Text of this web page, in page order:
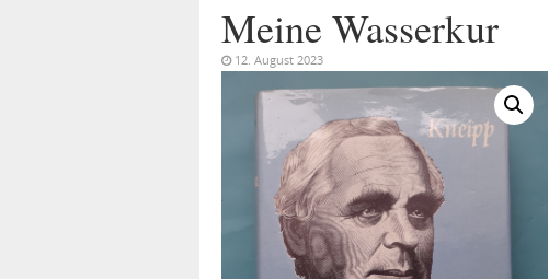
Meine Wasserkur
12. August 2023